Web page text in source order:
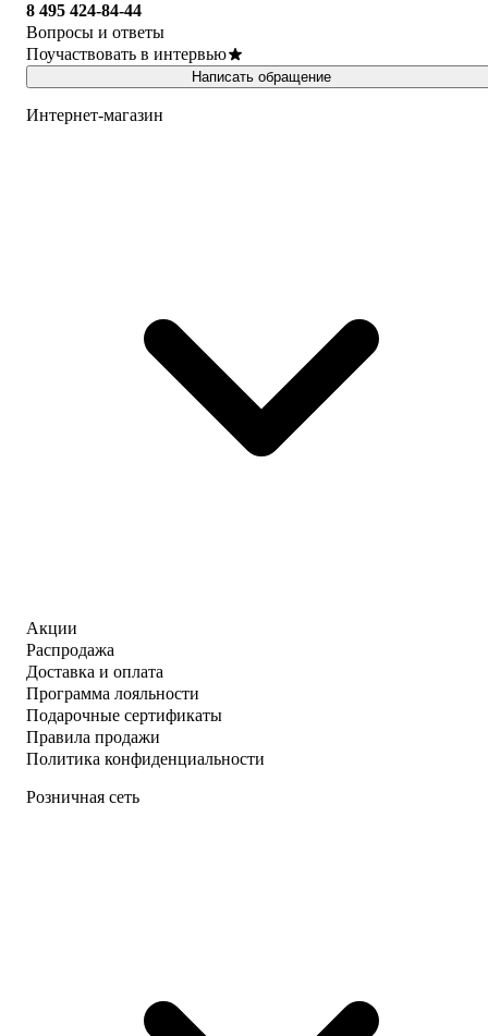
8 495 424-84-44
Вопросы и ответы
Поучаствовать в интервью
Написать обращение
Интернет-магазин
Акции
Распродажа
Доставка и оплата
Программа лояльности
Подарочные сертификаты
Правила продажи
Политика конфиденциальности
Розничная сеть